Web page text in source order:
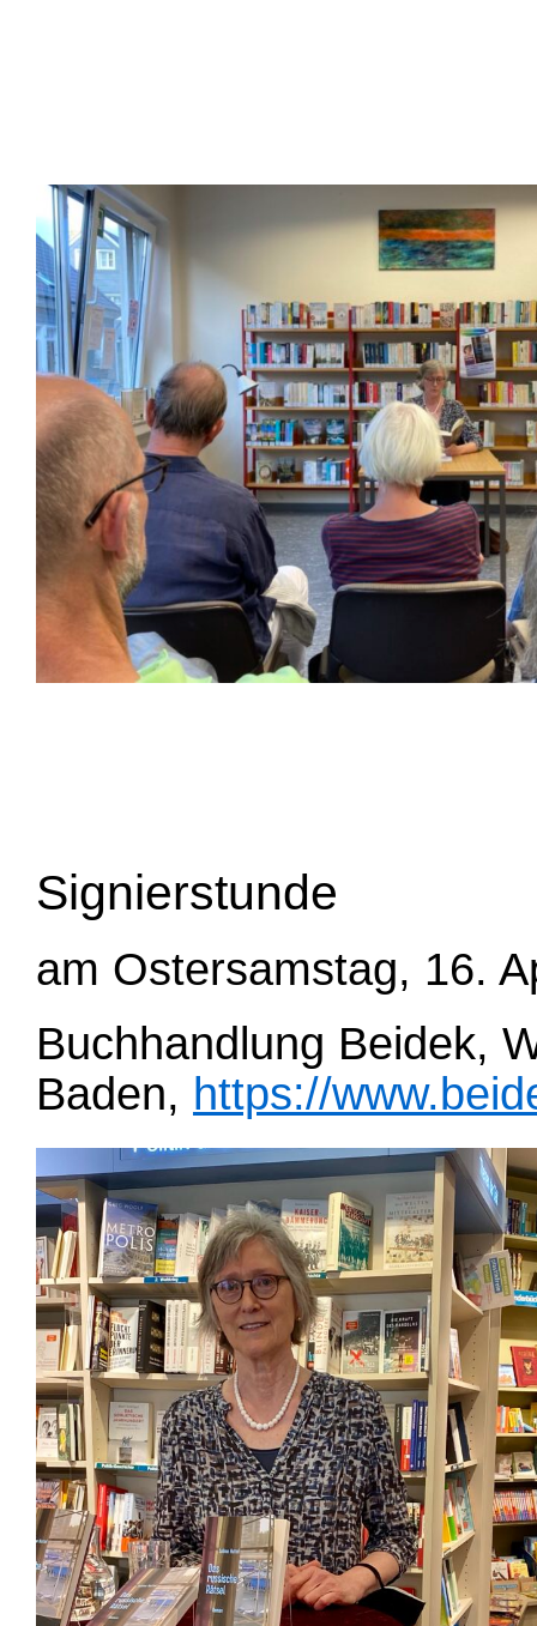
Signierstunde
am Ostersamstag, 16.
Buchhandlung Beidek,
Baden, https://